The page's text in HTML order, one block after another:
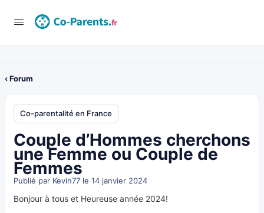
‹ Forum
Co-parentalité en France
Couple d’Hommes cherchons
une Femme ou Couple de
Femmes
Publié par Kevin77 le 14 janvier 2024
Bonjour à tous et Heureuse année 2024!